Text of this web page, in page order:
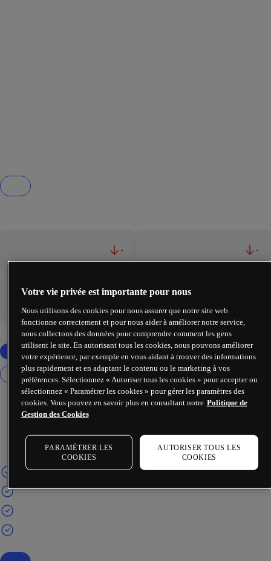
- -
Votre vie privée est importante pour nous
Nous utilisons des cookies pour nous assurer que notre site web
fonctionne correctement et pour nous aider à améliorer notre service,
nous collectons des données pour comprendre comment les gens
utilisent le site. En autorisant tous les cookies, nous pouvons améliorer
votre expérience, par exemple en vous aidant à trouver des informations
plus rapidement et en adaptant le contenu ou le marketing à vos
préférences. Sélectionnez « Autoriser tous les cookies » pour accepter ou
sélectionnez « Paramétrer les cookies » pour gérer les paramètres des
cookies. Vous pouvez en savoir plus en consultant notre Politique de
Gestion des Cookies
PARAMÉTRER LES
COOKIES
AUTORISER TOUS LES
COOKIES